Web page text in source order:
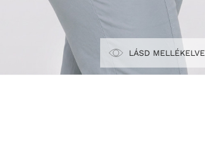
LÁSD MELLÉKELVE